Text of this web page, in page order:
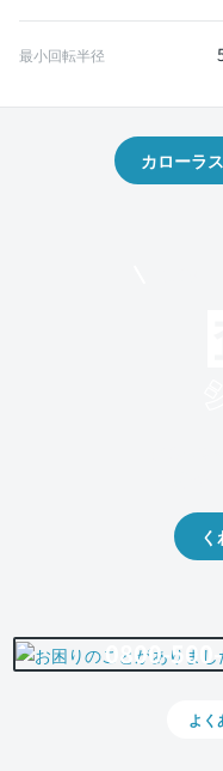
最小回転半径
カローラ
0800-
よく